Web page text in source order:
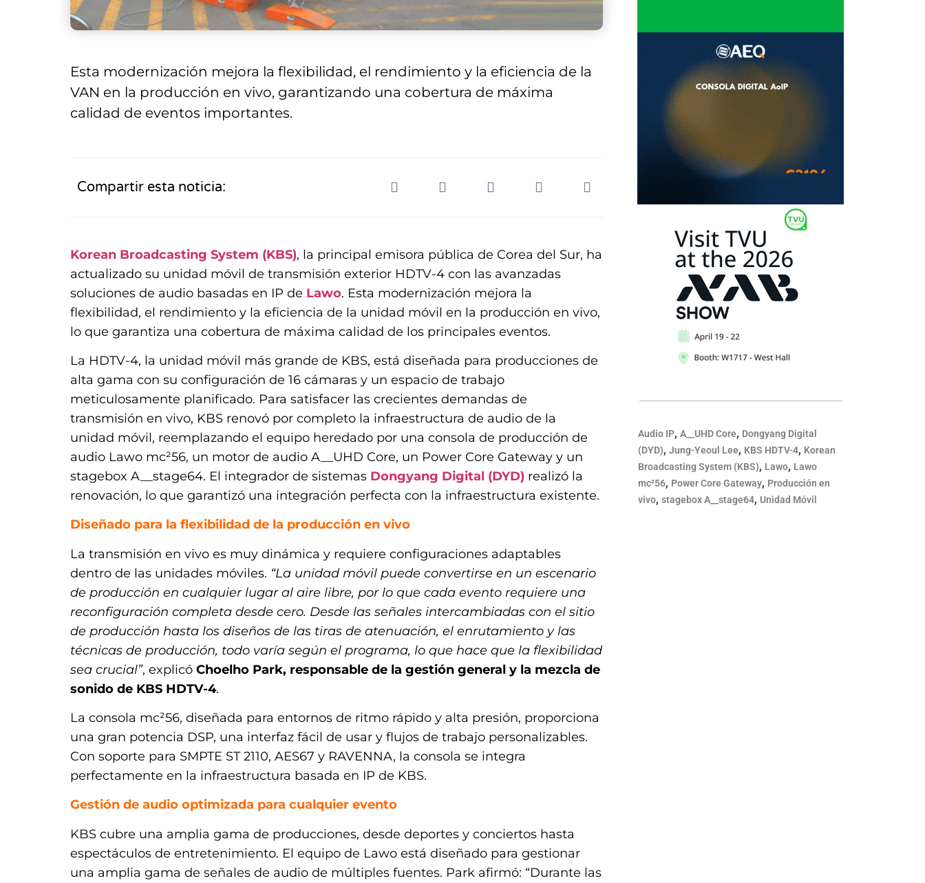
Esta modernización mejora la flexibilidad, el rendimiento y la eficiencia de la
VAN en la producción en vivo, garantizando una cobertura de máxima
calidad de eventos importantes.
Compartir esta noticia:
Korean Broadcasting System (KBS), la principal emisora ​​pública de Corea del Sur, ha
actualizado su unidad móvil de transmisión exterior HDTV-4 con las avanzadas
soluciones de audio basadas en IP de Lawo. Esta modernización mejora la
flexibilidad, el rendimiento y la eficiencia de la unidad móvil en la producción en vivo,
lo que garantiza una cobertura de máxima calidad de los principales eventos.
La HDTV-4, la unidad móvil más grande de KBS, está diseñada para producciones de
alta gama con su configuración de 16 cámaras y un espacio de trabajo
meticulosamente planificado. Para satisfacer las crecientes demandas de
transmisión en vivo, KBS renovó por completo la infraestructura de audio de la
unidad móvil, reemplazando el equipo heredado por una consola de producción de
audio Lawo mc²56, un motor de audio A__UHD Core, un Power Core Gateway y un
stagebox A__stage64. El integrador de sistemas Dongyang Digital (DYD) realizó la
renovación, lo que garantizó una integración perfecta con la infraestructura existente.
Diseñado para la flexibilidad de la producción en vivo
La transmisión en vivo es muy dinámica y requiere configuraciones adaptables
dentro de las unidades móviles. “La unidad móvil puede convertirse en un escenario
de producción en cualquier lugar al aire libre, por lo que cada evento requiere una
reconfiguración completa desde cero. Desde las señales intercambiadas con el sitio
de producción hasta los diseños de las tiras de atenuación, el enrutamiento y las
técnicas de producción, todo varía según el programa, lo que hace que la flexibilidad
sea crucial”, explicó Choelho Park, responsable de la gestión general y la mezcla de
sonido de KBS HDTV-4.
La consola mc²56, diseñada para entornos de ritmo rápido y alta presión, proporciona
una gran potencia DSP, una interfaz fácil de usar y flujos de trabajo personalizables.
Con soporte para SMPTE ST 2110, AES67 y RAVENNA, la consola se integra
perfectamente en la infraestructura basada en IP de KBS.
Gestión de audio optimizada para cualquier evento
KBS cubre una amplia gama de producciones, desde deportes y conciertos hasta
espectáculos de entretenimiento. El equipo de Lawo está diseñado para gestionar
una amplia gama de señales de audio de múltiples fuentes. Park afirmó: “Durante las
Audio IP,A__UHD Core, Dongyang Digital
(DYD),Jung-Yeoul Lee, KBS HDTV-4, Korean
Broadcasting System (KBS), Lawo, Lawo
mc²56, Power Core Gateway, Producción en
vivo,stagebox A__stage64, Unidad Móvil